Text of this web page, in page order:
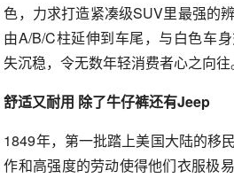
色，力求打造紧凑级SUV里最强的
由A/B/C柱延伸到车尾，与白色车
失沉稳，令无数年轻消费者心之向往
舒适又耐用 除了牛仔裤还有Jeep
1849年，第一批踏上美国大陆的移
作和高强度的劳动使得他们衣服极